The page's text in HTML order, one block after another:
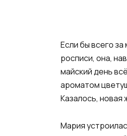
Если бы всего
росписи, она,
майский день
ароматом
Казалось, новая
Мария